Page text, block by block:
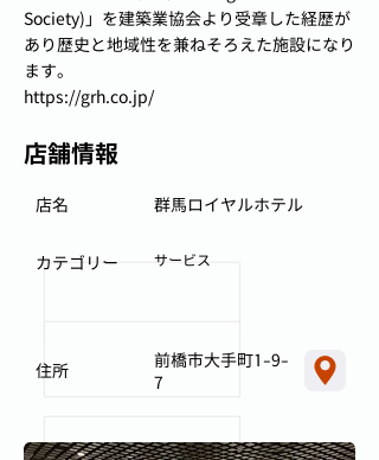
Society)」を建築業協会より受章した経歴が
あり歴史と地域性を兼ねそろえた施設になり
ます。
https://grh.co.jp/
店舗情報
群馬ロイヤルホテル
店名
サービス
カテゴリー
前橋市大手町1-9-
7
住所